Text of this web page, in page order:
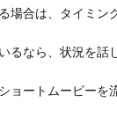
場合は、タイミン
るなら、状況を話
ョートムービーを